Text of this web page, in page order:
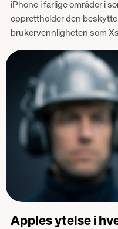
iPhone i farlige områder i
opprettholder den
brukervennligheten som
Apples ytelse i